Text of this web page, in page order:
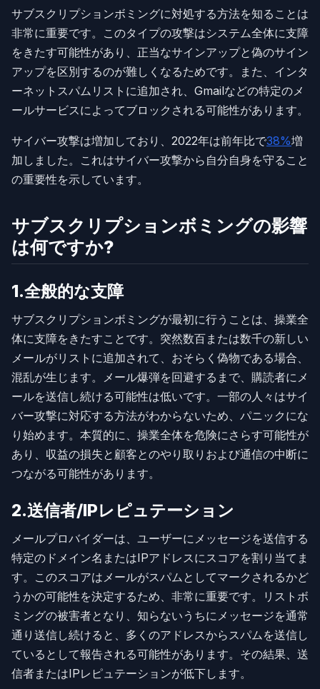
サブスクリプションボミングに対処する方法を知ることは
非常に重要です。このタイプの攻撃はシステム全体に支障
をきたす可能性があり、正当なサインアップと偽のサイン
アップを区別するのが難しくなるためです。また、インタ
ーネットスパムリストに追加され、Gmailなどの特定のメ
ールサービスによってブロックされる可能性があります。
サイバー攻撃は増加しており、2022年は前年比で38%増
加しました。これはサイバー攻撃から自分自身を守ること
の重要性を示しています。
サブスクリプションボミングの影響
は何ですか?
1.全般的な支障
サブスクリプションボミングが最初に行うことは、操業全
体に支障をきたすことです。突然数百または数千の新しい
メールがリストに追加されて、おそらく偽物である場合、
混乱が生じます。メール爆弾を回避するまで、購読者にメ
ールを送信し続ける可能性は低いです。一部の人々はサイ
バー攻撃に対応する方法がわからないため、パニックにな
り始めます。本質的に、操業全体を危険にさらす可能性が
あり、収益の損失と顧客とのやり取りおよび通信の中断に
つながる可能性があります。
2.送信者/IPレピュテーション
メールプロバイダーは、ユーザーにメッセージを送信する
特定のドメイン名またはIPアドレスにスコアを割り当てま
す。このスコアはメールがスパムとしてマークされるかど
うかの可能性を決定するため、非常に重要です。リストボ
ミングの被害者となり、知らないうちにメッセージを通常
通り送信し続けると、多くのアドレスからスパムを送信し
ているとして報告される可能性があります。その結果、送
信者またはIPレピュテーションが低下します。